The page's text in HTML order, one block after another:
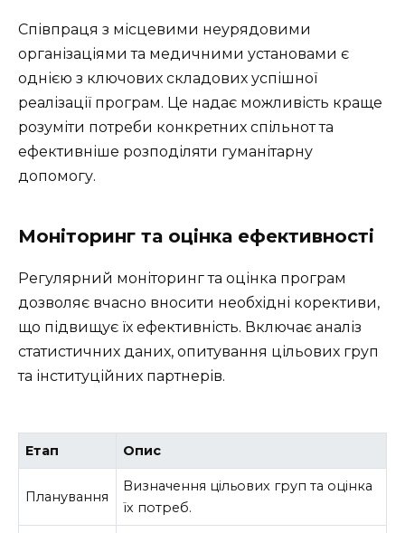
Співпраця з місцевими неурядовими
організаціями та медичними установами є
однією з ключових складових успішної
реалізації програм. Це надає можливість краще
розуміти потреби конкретних спільнот та
ефективніше розподіляти гуманітарну
допомогу.
Моніторинг та оцінка ефективності
Регулярний моніторинг та оцінка програм
дозволяє вчасно вносити необхідні корективи,
що підвищує їх ефективність. Включає аналіз
статистичних даних, опитування цільових груп
та інституційних партнерів.
Етап Опис
Планування
Визначення цільових груп та оцінка
їх потреб.